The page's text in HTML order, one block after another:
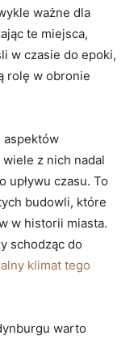
‌ważne dla
‍te ‍miejsca,
w czasie do⁢ epoki,
rolę ⁢w obronie
aspektów
z ⁤nich nadal
upływu czasu. To
budowli, które
⁣w historii miasta.
schodząc do
klimat tego
warto